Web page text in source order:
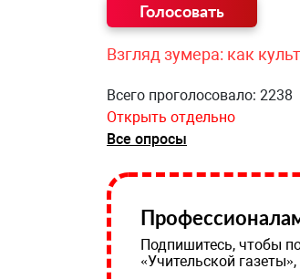
Взгляд зумера: как
Всего проголосовало: 2238
Открыть отдельно
Все опросы
Подпишитесь, чтобы
«Учительской